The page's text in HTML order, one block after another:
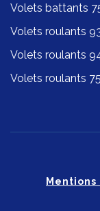
Volets battants
Volets roulants
Volets roulants
Volets roulants 75